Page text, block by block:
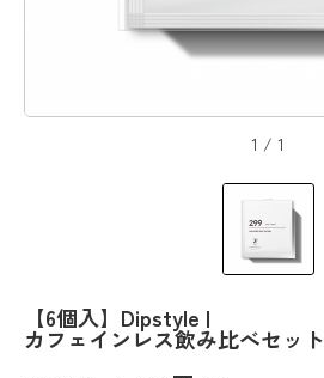
1 / 1
【6個入】Dipstyle |
カフェインレス飲み比べセット